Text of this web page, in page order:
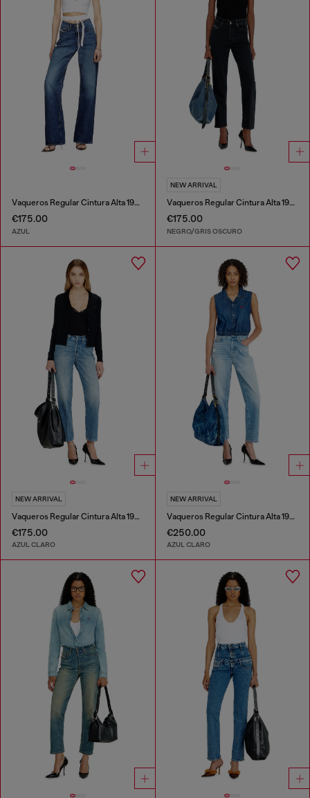
Vaqueros Regular Cintura Alta 1971 D-Sent
€175.00
AZUL
NEW ARRIVAL
Vaqueros Regular Cintura Alta 1981 D-Went
€175.00
NEGRO/GRIS OSCURO
NEW ARRIVAL
Vaqueros Regular Cintura Alta 1981 D-Went
€175.00
AZUL CLARO
NEW ARRIVAL
Vaqueros Regular Cintura Alta 1981 D-Went
€250.00
AZUL CLARO